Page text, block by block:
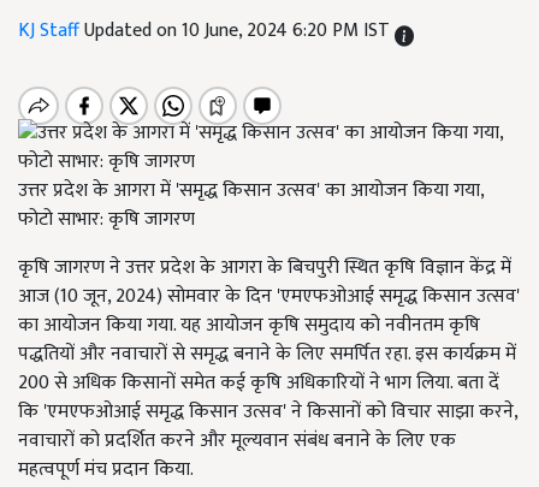
KJ StaffUpdated on 10 June, 2024 6:20 PM IST
उत्तर प्रदेश के आगरा में 'समृद्ध किसान उत्सव' का आयोजन किया गया,
फोटो साभार: कृषि जागरण
कृषि जागरण ने उत्तर प्रदेश के आगरा के बिचपुरी स्थित कृषि विज्ञान केंद्र में
आज (10 जून, 2024) सोमवार के दिन 'एमएफओआई समृद्ध किसान उत्सव'
का आयोजन किया गया. यह आयोजन कृषि समुदाय को नवीनतम कृषि
पद्धतियों और नवाचारों से समृद्ध बनाने के लिए समर्पित रहा. इस कार्यक्रम में
200 से अधिक किसानों समेत कई कृषि अधिकारियों ने भाग लिया. बता दें
कि 'एमएफओआई समृद्ध किसान उत्सव' ने किसानों को विचार साझा करने,
नवाचारों को प्रदर्शित करने और मूल्यवान संबंध बनाने के लिए एक
महत्वपूर्ण मंच प्रदान किया.